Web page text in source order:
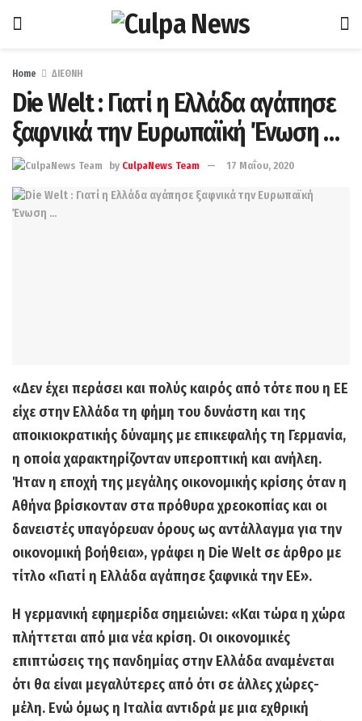
Home ΔΙΕΘΝΗ
Die Welt : Γιατί η Ελλάδα αγάπησε
ξαφνικά την Ευρωπαϊκή Ένωση …
by CulpaNews Team 17 Μαΐου, 2020
«Δεν έχει περάσει και πολύς καιρός από τότε που η ΕΕ
είχε στην Ελλάδα τη φήμη του δυνάστη και της
αποικιοκρατικής δύναμης με επικεφαλής τη Γερμανία,
η οποία χαρακτηρίζονταν υπεροπτική και ανήλεη.
Ήταν η εποχή της μεγάλης οικονομικής κρίσης όταν η
Αθήνα βρίσκονταν στα πρόθυρα χρεοκοπίας και οι
δανειστές υπαγόρευαν όρους ως αντάλλαγμα για την
οικονομική βοήθεια», γράφει η Die Welt σε άρθρο με
τίτλο «Γιατί η Ελλάδα αγάπησε ξαφνικά την ΕΕ».
Η γερμανική εφημερίδα σημειώνει: «Και τώρα η χώρα
πλήττεται από μια νέα κρίση. Οι οικονομικές
επιπτώσεις της πανδημίας στην Ελλάδα αναμένεται
ότι θα είναι μεγαλύτερες από ότι σε άλλες χώρες-
μέλη. Ενώ όμως η Ιταλία αντιδρά με μια εχθρική